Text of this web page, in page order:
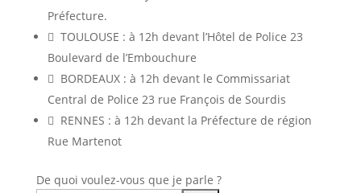
Préfecture.
 TOULOUSE : à 12h devant l’Hôtel de Police 23
Boulevard de l’Embouchure
 BORDEAUX : à 12h devant le Commissariat
Central de Police 23 rue François de Sourdis
 RENNES : à 12h devant la Préfecture de région
Rue Martenot
De quoi voulez-vous que je parle ?